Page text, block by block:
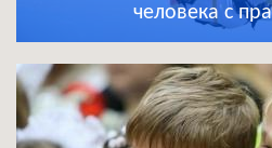
человека с